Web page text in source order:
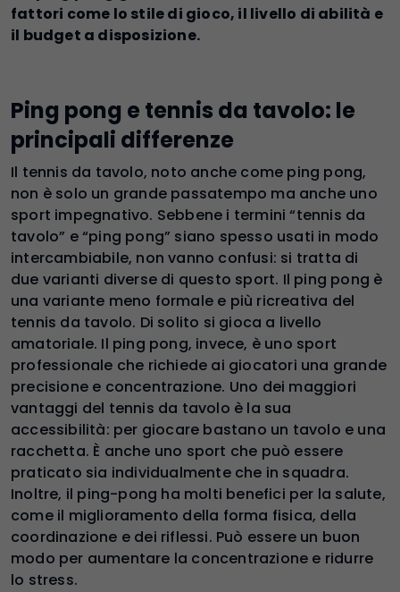
fattori come lo stile di gioco, il livello di abilità e
il budget a disposizione.
Ping pong e tennis da tavolo: le
principali differenze
Il tennis da tavolo, noto anche come ping pong,
non è solo un grande passatempo ma anche uno
sport impegnativo. Sebbene i termini “tennis da
tavolo” e “ping pong” siano spesso usati in modo
intercambiabile, non vanno confusi: si tratta di
due varianti diverse di questo sport. Il ping pong è
una variante meno formale e più ricreativa del
tennis da tavolo. Di solito si gioca a livello
amatoriale. Il ping pong, invece, è uno sport
professionale che richiede ai giocatori una grande
precisione e concentrazione. Uno dei maggiori
vantaggi del tennis da tavolo è la sua
accessibilità: per giocare bastano un tavolo e una
racchetta. È anche uno sport che può essere
praticato sia individualmente che in squadra.
Inoltre, il ping-pong ha molti benefici per la salute,
come il miglioramento della forma fisica, della
coordinazione e dei riflessi. Può essere un buon
modo per aumentare la concentrazione e ridurre
lo stress.